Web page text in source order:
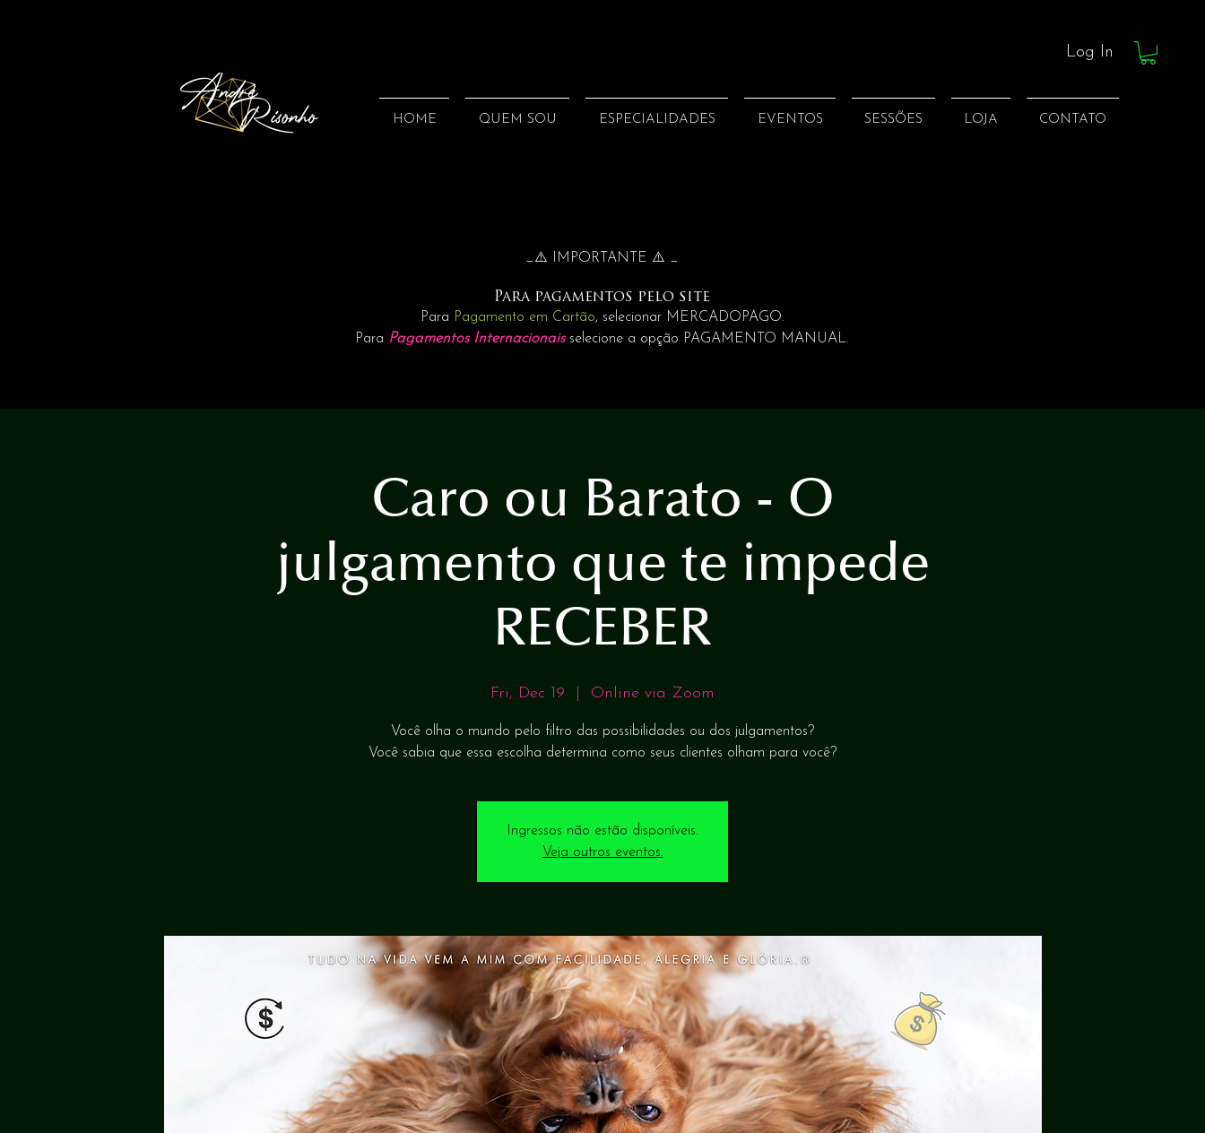
Log In
HOME QUEM SOU ESPECIALIDADES EVENTOS SESSÕES LOJA CONTATO
_⚠️ IMPORTANTE ⚠️ _
Para pagamentos pelo site
Para Pagamento em Cartão, selecionar MERCADOPAGO.
Para Pagamentos Internacionais selecione a opção PAGAMENTO MANUAL.
Caro ou Barato - O
julgamento que te impede
RECEBER
Fri, Dec 19 Online via Zoom
Você olha o mundo pelo filtro das possibilidades ou dos julgamentos?
Você sabia que essa escolha determina como seus clientes olham para você?
Ingressos não estão disponíveis.
Veja outros eventos.